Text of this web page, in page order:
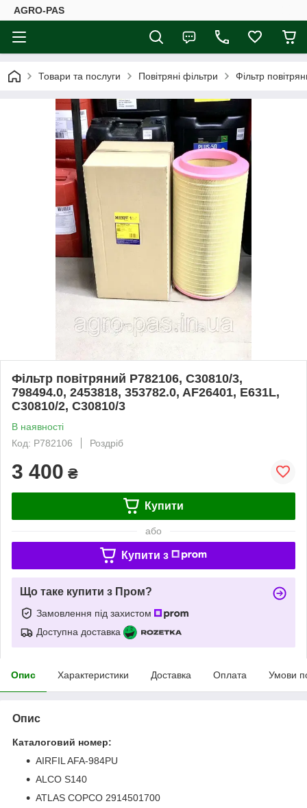
AGRO-PAS
Товари та послуги Повітряні фільтри Фільтр
Фільтр повітряний P782106, C30810/3,
798494.0, 2453818, 353782.0, AF26401, E631L,
C30810/2, C30810/3
В наявності
Код: P782106
Роздріб
3 400 ₴
Купити
або
Купити з
Що таке купити з Пром?
Замовлення під захистом
Доступна доставка
Опис Характеристики Доставка Оплата Умови
Опис
Каталоговий номер:
AIRFIL AFA-984PU
ALCO S140
ATLAS COPCO 2914501700